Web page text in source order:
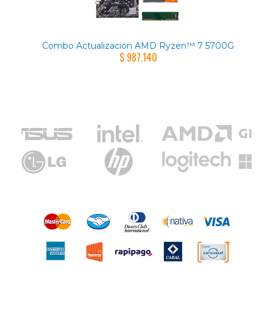
Combo Actualización AMD Ryzen™ 7 5700G
$ 987.140